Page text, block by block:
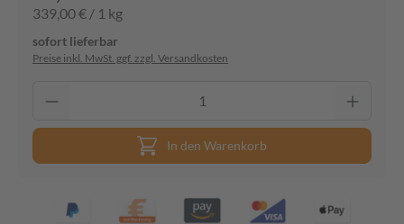
339,00 € / 1 kg
sofort lieferbar
Preise inkl. MwSt. ggf. zzgl. Versandkosten
In den Warenkorb